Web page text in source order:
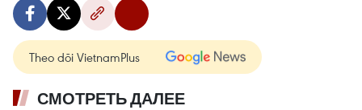
Theo dõi VietnamPlus
СМОТРЕТЬ ДАЛЕЕ